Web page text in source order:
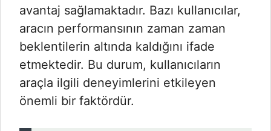
avantaj sağlamaktadır. Bazı kullanıcılar,
aracın performansının zaman zaman
beklentilerin altında kaldığını ifade
etmektedir. Bu durum, kullanıcıların
araçla ilgili deneyimlerini etkileyen
önemli bir faktördür.